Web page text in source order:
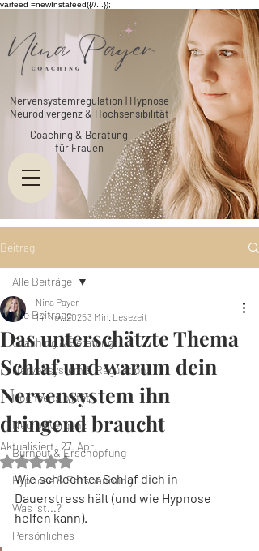
varfeed =newInstafeed({//...});
Nervensystemregulation | Hypnose
Neurodivergenz & Hochsensibilität
Coaching & Beratung
für Frauen
Beitrag
Alle Beiträge
Coaching & Beratung
Nervensystem & Regulation
Hochsensibilität
Neurodivergenz
Burnout & Erschöpfung
Hypnose & Entspannung
Was ist...?
Persönliches
Alle Beiträge
Das unterschätzte Thema
Schlaf und warum dein
Nervensystem ihn
dringend braucht
Nina Payer
14. Nov. 20253 Min. Lesezeit
Aktualisiert: 27. Apr.
Mit NaN von 5 Sternen bewertet.
Wie schlechter Schlaf dich in
Dauerstress hält (und wie Hypnose
helfen kann).